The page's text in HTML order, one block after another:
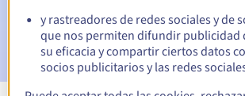
Email tras el periodo de gracia de
notificar la eliminación del nombre de
y rastreadores de redes sociales y de
que nos permiten difundir publicidad
su eficacia y compartir ciertos datos
socios publicitarios y las redes